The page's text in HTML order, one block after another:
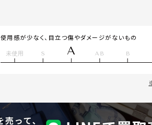
使用感が少なく、目立つ傷やダメージがないもの
未使用 S A AB B